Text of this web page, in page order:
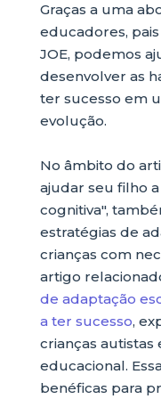
Graças a uma
educadores,
JOE, podemos
desenvolver as
ter sucesso em
evolução.
No âmbito do
ajudar seu filho
cognitiva",
estratégias de
crianças com
artigo
de adaptação
a ter sucesso,
crianças
educacional.
benéficas para